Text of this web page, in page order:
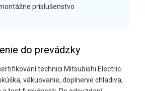
príslušenstvo
do prevádzky
technici Mitsubishi Electric.
vákuovanie, doplnenie chladiva,